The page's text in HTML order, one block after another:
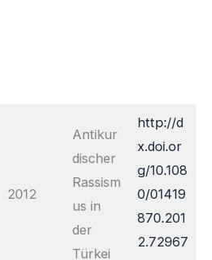
2012
Antikur
discher
Rassism
us in
der
Türkei
http://d
x.doi.or
g/10.108
0/01419
870.201
2.72967